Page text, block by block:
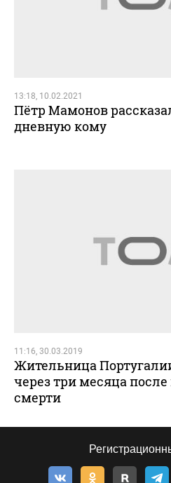
13:18, 10.02.2021
Пётр Мамонов
дневную кому
11:16, 30.03.2019
Жительница
через три месяца
смерти